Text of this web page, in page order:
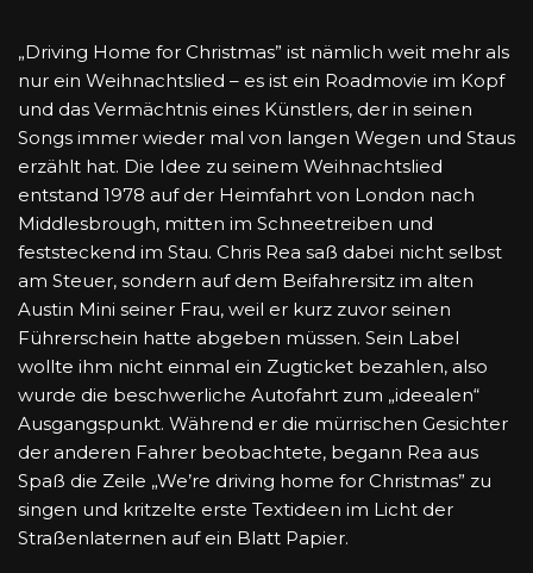
„Driving Home for Christmas” ist nämlich weit mehr als
nur ein Weihnachtslied – es ist ein Roadmovie im Kopf
und das Vermächtnis eines Künstlers, der in seinen
Songs immer wieder mal von langen Wegen und Staus
erzählt hat. Die Idee zu seinem Weihnachtslied
entstand 1978 auf der Heimfahrt von London nach
Middlesbrough, mitten im Schneetreiben und
feststeckend im Stau. Chris Rea saß dabei nicht selbst
am Steuer, sondern auf dem Beifahrersitz im alten
Austin Mini seiner Frau, weil er kurz zuvor seinen
Führerschein hatte abgeben müssen. Sein Label
wollte ihm nicht einmal ein Zugticket bezahlen, also
wurde die beschwerliche Autofahrt zum „ideealen“
Ausgangspunkt. Während er die mürrischen Gesichter
der anderen Fahrer beobachtete, begann Rea aus
Spaß die Zeile „We’re driving home for Christmas” zu
singen und kritzelte erste Textideen im Licht der
Straßenlaternen auf ein Blatt Papier.